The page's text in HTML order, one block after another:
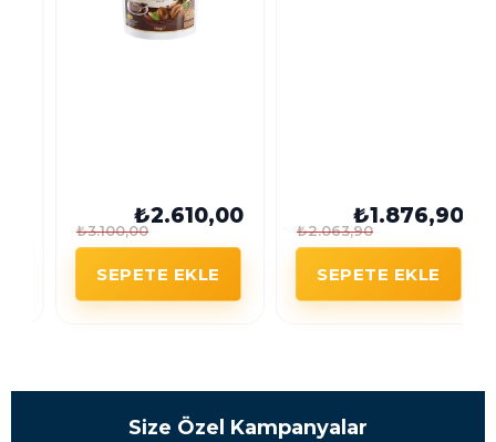
₺2.610,00
₺3.100,00
SEPETE EKLE
₺1.876,90
₺2.063,90
SEPETE EKLE
Size Özel Kampanyalar